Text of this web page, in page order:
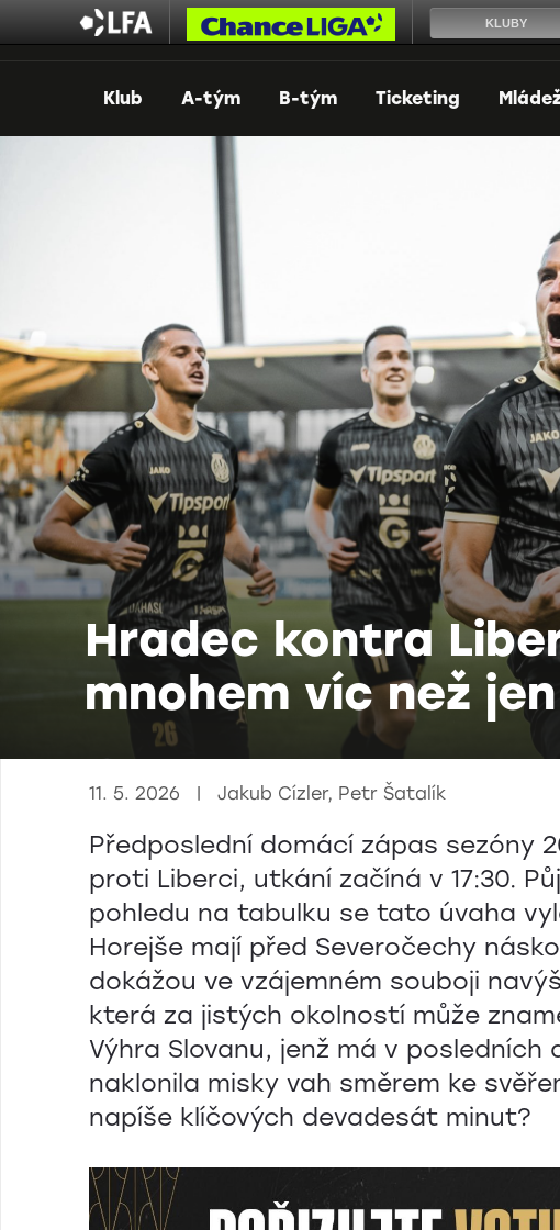
Klub A-tým B-tým Ticketing
Hradec kontra
mnohem víc než
11. 5. 2026 | Jakub Cízler, Petr Šatalík
Předposlední domácí zápas sezóny
proti Liberci, utkání začíná v 17:30.
pohledu na tabulku se tato úvaha
Horejše mají před Severočechy
dokážou ve vzájemném souboji
která za jistých okolností může
Výhra Slovanu, jenž má v
naklonila misky vah směrem ke
napíše klíčových devadesát minut?
KLUBY